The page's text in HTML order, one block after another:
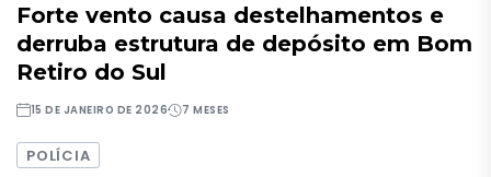
Forte vento causa destelhamentos e
derruba estrutura de depósito em Bom
Retiro do Sul
15 DE JANEIRO DE 2026 7 MESES
POLÍCIA